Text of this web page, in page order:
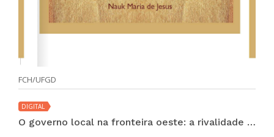
FCH/UFGD
DIGITAL
O governo local na fronteira oeste: a rivalidade entre Cuiabá e Vila Bela no século XVIII